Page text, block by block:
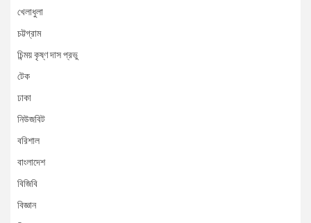
খেলাধুলা
চট্টগ্রাম
চিন্ময় কৃষ্ণ দাস প্রভু
টেক
ঢাকা
নিউজবিট
বরিশাল
বাংলাদেশ
বিজিবি
বিজ্ঞান